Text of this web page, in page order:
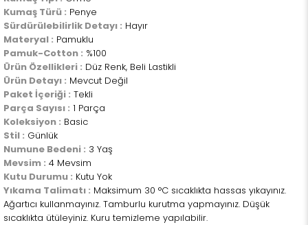
Kumaş Türü : Penye
Sürdürülebilirlik Detayı : Hayır
Materyal : Pamuklu
Pamuk-Cotton : %100
Ürün Özellikleri : Düz Renk, Beli Lastikli
Ürün Detayı : Mevcut Değil
Paket İçeriği : Tekli
Parça Sayısı : 1 Parça
Koleksiyon : Basic
Stil : Günlük
Numune Bedeni : 3 Yaş
Mevsim : 4 Mevsim
Kutu Durumu : Kutu Yok
Yıkama Talimatı : Maksimum 30 °C sıcaklıkta hassas yıkayınız.
Ağartıcı kullanmayınız. Tamburlu kurutma yapmayınız. Düşük
sıcaklıkta ütüleyiniz. Kuru temizleme yapılabilir.